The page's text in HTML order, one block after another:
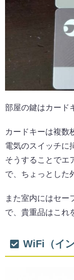
部屋の鍵はカード
カードキーは複数
電気のスイッチに
そうすることでエ
で、ちょっとした
また室内にはセー
で、貴重品はこれ
WiFi（イ